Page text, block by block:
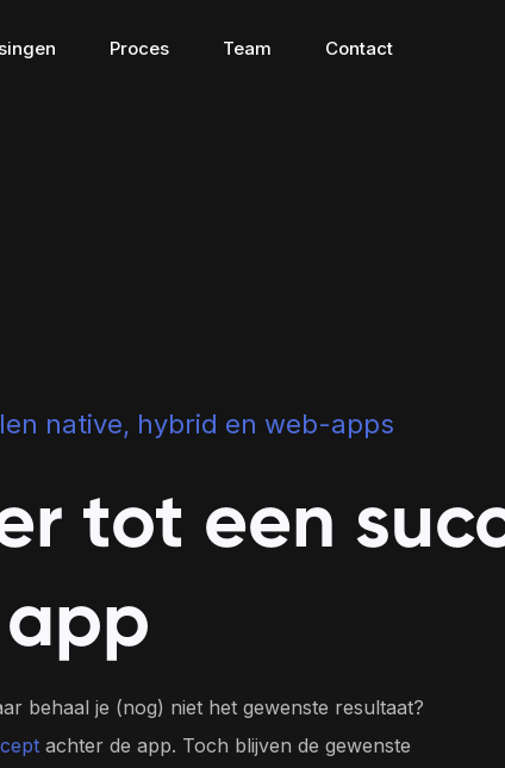
Proces Team Contact
voor het verbinden
en systemen.
Digitaliseer en breng
efficiëntie in je processen.
Ga naar
Testimonials
native, hybrid en web-apps
tot een
app
behaal je (nog) niet het gewenste resultaat?
achter de app. Toch blijven de gewenste